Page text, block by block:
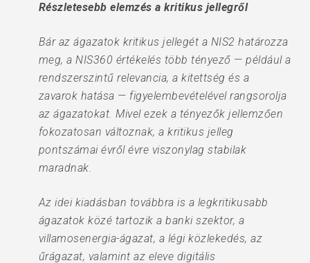
Részletesebb elemzés a kritikus jellegről
Bár az ágazatok kritikus jellegét a NIS2 határozza
meg, a NIS360 értékelés több tényező — például a
rendszerszintű relevancia, a kitettség és a
zavarok hatása — figyelembevételével rangsorolja
az ágazatokat. Mivel ezek a tényezők jellemzően
fokozatosan változnak, a kritikus jelleg
pontszámai évről évre viszonylag stabilak
maradnak.
Az idei kiadásban továbbra is a legkritikusabb
ágazatok közé tartozik a banki szektor, a
villamosenergia-ágazat, a légi közlekedés, az
űrágazat, valamint az eleve digitális